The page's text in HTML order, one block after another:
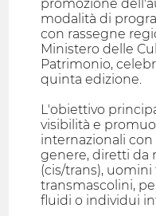
promozione
modalità di
con rassegne
Ministero delle
Patrimonio,
quinta edizione.
L'obiettivo
visibilità e
internazionali
genere, diretti da
(cis/trans),
transmascolini,
fluidi o individui